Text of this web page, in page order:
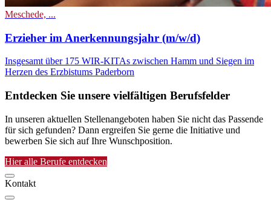
Meschede, ...
Erzieher im Anerkennungsjahr (m/w/d)
Insgesamt über 175 WIR-KITAs zwischen Hamm und Siegen im
Herzen des Erzbistums Paderborn
Entdecken Sie unsere vielfältigen Berufsfelder
In unseren aktuellen Stellenangeboten haben Sie nicht das Passende
für sich gefunden? Dann ergreifen Sie gerne die Initiative und
bewerben Sie sich auf Ihre Wunschposition.
Hier alle Berufe entdecken
Kontakt